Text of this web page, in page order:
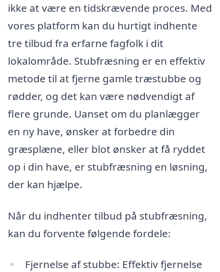
ikke at være en tidskrævende proces. Med
vores platform kan du hurtigt indhente
tre tilbud fra erfarne fagfolk i dit
lokalområde. Stubfræsning er en effektiv
metode til at fjerne gamle træstubbe og
rødder, og det kan være nødvendigt af
flere grunde. Uanset om du planlægger
en ny have, ønsker at forbedre din
græsplæne, eller blot ønsker at få ryddet
op i din have, er stubfræsning en løsning,
der kan hjælpe.
Når du indhenter tilbud på stubfræsning,
kan du forvente følgende fordele:
Fjernelse af stubbe: Effektiv fjernelse